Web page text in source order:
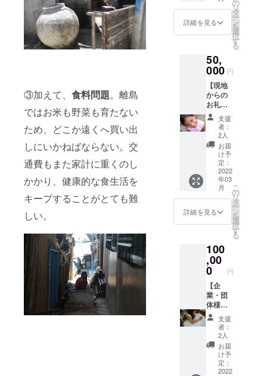
③加えて、 食料問題。離島
ではお米も野菜も育たない
ため、どこか遠くへ買い出
しにいかねばならない。交
通費もまた家計に重くのし
かかり、健康的な食生活を
キープすることがとても難
しい。
す。 ●
命名
権、
その他
これに
類する
リター
ン １，
命名
権、
メッ
セージ
掲載そ
の他こ
れに類
するリ
ターン
を選択
援に関
して
いかに
該当す
る名称
又は表
現等を
使用し
た場合
であっ
ても、
実行者
は当該
支援者
の指示
充当さ
せてい
の優遇
対象で
ませ
ん。 ぜ
ひ応援
よろし
くお願
いいた
しま
す。
の名前
をペイ
ントさ
ます。
※備考欄
にラー
ニング
セン
ターに
ペイン
トする
希望の
お名前
を記載
下さ
い。 ●
命名
権、
メッ
セージ
類する
リター
ン １，
命名
権、
メッ
セージ
掲載そ
の他こ
れに類
するリ
ターン
を選択
して支
詳細を見る
の
リ
タ
ー
ン
を
選
択
す
る
50,
000 円
【現地
からの
お礼
メッ
セー
ジ】 ・
現地か
らのお
礼メッ
セージ
つきの
ビデオ
を送付
ぜひ応
援よろ
たしま
す。
支援
者：
2人
お届
け予
定：
2022
年03
月
詳細を見る
こ
の
リ
タ
ー
ン
を
選
択
す
る
100
,00
0 円
【企
業・団
体様向
け参加
型プラ
ン!!】
・感謝
状 ・社
員様の
名前を
支援
者：
2人
お届
け予
定：
2022